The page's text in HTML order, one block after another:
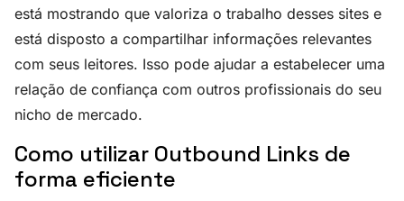
está mostrando que valoriza o trabalho desses sites e
está disposto a compartilhar informações relevantes
com seus leitores. Isso pode ajudar a estabelecer uma
relação de confiança com outros profissionais do seu
nicho de mercado.
Como utilizar Outbound Links de
forma eficiente